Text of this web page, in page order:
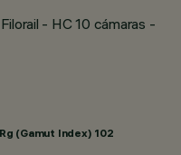
- HC 10 cámaras -
(Gamut Index) 102